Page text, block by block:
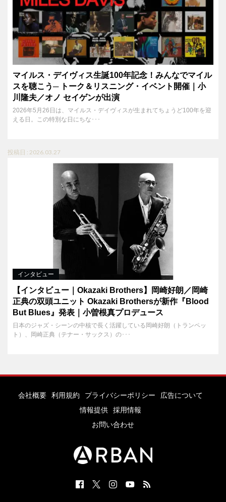
マイルス・デイヴィス生誕100年記念！みんなでマイル
スを聴こう─ トーク＆リスニング・イベント開催｜小
川隆夫／オノ セイゲンが出演
2026年5月26日は、マイルス・デイヴィスが生まれてちょうど100年を迎
える日。この特別な日にちな･･･
投稿日 : 2026.03.27
インタビュー
【インタビュー｜Okazaki Brothers】岡崎好朗／岡崎
正典の双頭ユニット Okazaki Brothersが新作『Blood
But Blues』発表｜小曽根真プロデュース
日本のジャズ・シーンの中核で長く活躍している岡崎好朗（トランペッ
ト）、岡崎正典（テナー・サックス）の･･･
会社概要 利用規約 プライバシーポリシー
広告について
情報提供
採用情報
お問い合わせ